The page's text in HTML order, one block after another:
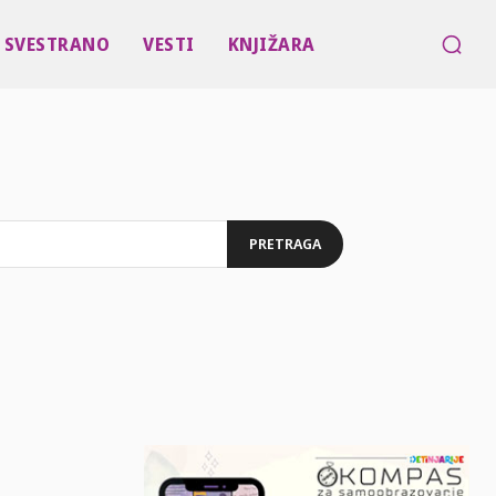
SVESTRANO VESTI KNJIŽARA
PRETRAGA